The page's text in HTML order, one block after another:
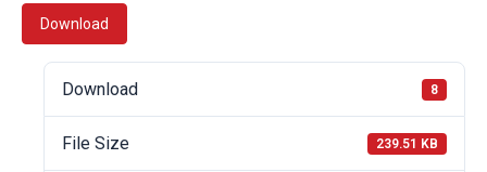
Download
Download 8
File Size 239.51 KB